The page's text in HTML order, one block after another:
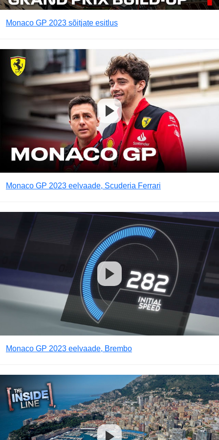
Monaco GP 2023 sõitjate esitlus
Monaco GP 2023 eelvaade, Scuderia Ferrari
Monaco GP 2023 eelvaade, Brembo